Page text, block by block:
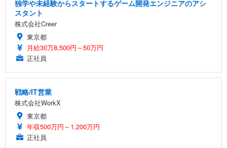
独学や未経験からスタートするゲーム開発エンジニアのアシ
スタント
株式会社Creer
東京都
月給30万8,500円～50万円
正社員
戦略/IT営業
株式会社WorkX
東京都
年収500万円～1,200万円
正社員